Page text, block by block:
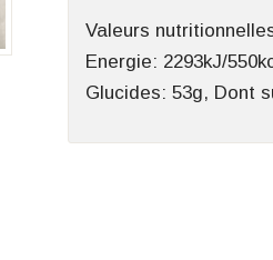
Valeurs
Energie: 2293kJ/
Glucides: 53g, Dont